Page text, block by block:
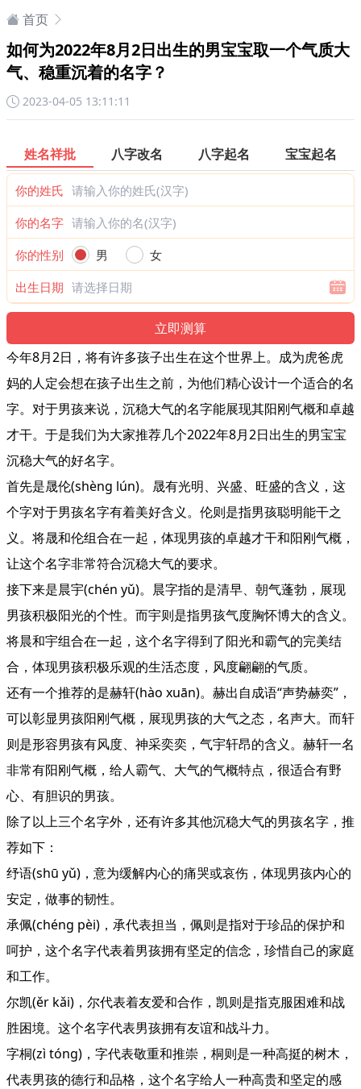
首页
如何为2022年8月2日出生的男宝宝取一个气质大
气、稳重沉着的名字？
2023-04-05 13:11:11
姓名祥批 八字改名 八字起名 宝宝起名
你的姓氏
你的名字
你的性别
男
女
出生日期
今年8月2日，将有许多孩子出生在这个世界上。成为虎爸虎
妈的人定会想在孩子出生之前，为他们精心设计一个适合的名
字。对于男孩来说，沉稳大气的名字能展现其阳刚气概和卓越
才干。于是我们为大家推荐几个2022年8月2日出生的男宝宝
沉稳大气的好名字。
首先是晟伦(shèng lún)。晟有光明、兴盛、旺盛的含义，这
个字对于男孩名字有着美好含义。伦则是指男孩聪明能干之
义。将晟和伦组合在一起，体现男孩的卓越才干和阳刚气概，
让这个名字非常符合沉稳大气的要求。
接下来是晨宇(chén yǔ)。晨字指的是清早、朝气蓬勃，展现
男孩积极阳光的个性。而宇则是指男孩气度胸怀博大的含义。
将晨和宇组合在一起，这个名字得到了阳光和霸气的完美结
合，体现男孩积极乐观的生活态度，风度翩翩的气质。
还有一个推荐的是赫轩(hào xuān)。赫出自成语“声势赫奕”，
可以彰显男孩阳刚气概，展现男孩的大气之态，名声大。而轩
则是形容男孩有风度、神采奕奕，气宇轩昂的含义。赫轩一名
非常有阳刚气概，给人霸气、大气的气概特点，很适合有野
心、有胆识的男孩。
除了以上三个名字外，还有许多其他沉稳大气的男孩名字，推
荐如下：
纾语(shū yǔ)，意为缓解内心的痛哭或哀伤，体现男孩内心的
安定，做事的韧性。
承佩(chéng pèi)，承代表担当，佩则是指对于珍品的保护和
呵护，这个名字代表着男孩拥有坚定的信念，珍惜自己的家庭
和工作。
尔凯(ěr kǎi)，尔代表着友爱和合作，凯则是指克服困难和战
胜困境。这个名字代表男孩拥有友谊和战斗力。
字桐(zì tóng)，字代表敬重和推崇，桐则是一种高挺的树木，
代表男孩的德行和品格，这个名字给人一种高贵和坚定的感